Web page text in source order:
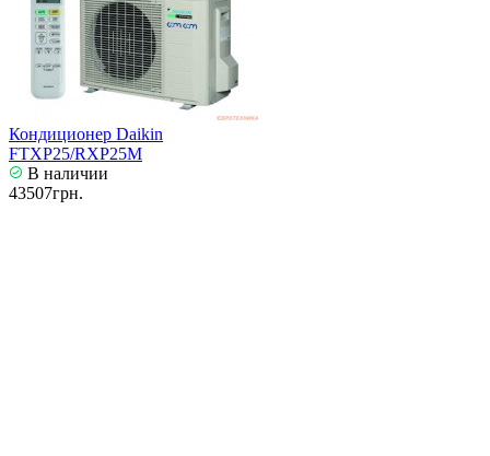
Кондиционер Daikin
FTXP25/RXP25M
В наличии
43507грн.